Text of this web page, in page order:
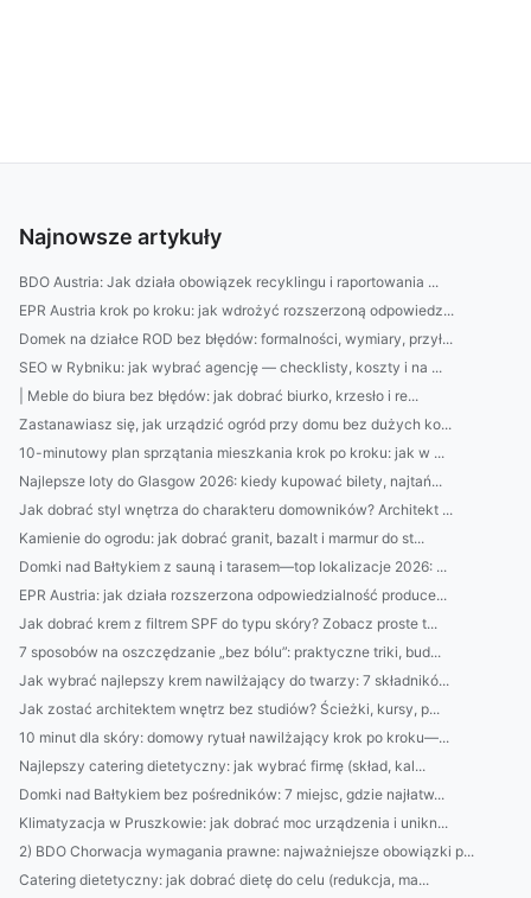
Najnowsze artykuły
BDO Austria: Jak działa obowiązek recyklingu i raportowania ...
EPR Austria krok po kroku: jak wdrożyć rozszerzoną odpowiedz...
Domek na działce ROD bez błędów: formalności, wymiary, przył...
SEO w Rybniku: jak wybrać agencję — checklisty, koszty i na ...
| Meble do biura bez błędów: jak dobrać biurko, krzesło i re...
Zastanawiasz się, jak urządzić ogród przy domu bez dużych ko...
10-minutowy plan sprzątania mieszkania krok po kroku: jak w ...
Najlepsze loty do Glasgow 2026: kiedy kupować bilety, najtań...
Jak dobrać styl wnętrza do charakteru domowników? Architekt ...
Kamienie do ogrodu: jak dobrać granit, bazalt i marmur do st...
Domki nad Bałtykiem z sauną i tarasem—top lokalizacje 2026: ...
EPR Austria: jak działa rozszerzona odpowiedzialność produce...
Jak dobrać krem z filtrem SPF do typu skóry? Zobacz proste t...
7 sposobów na oszczędzanie „bez bólu”: praktyczne triki, bud...
Jak wybrać najlepszy krem nawilżający do twarzy: 7 składnikó...
Jak zostać architektem wnętrz bez studiów? Ścieżki, kursy, p...
10 minut dla skóry: domowy rytuał nawilżający krok po kroku—...
Najlepszy catering dietetyczny: jak wybrać firmę (skład, kal...
Domki nad Bałtykiem bez pośredników: 7 miejsc, gdzie najłatw...
Klimatyzacja w Pruszkowie: jak dobrać moc urządzenia i unikn...
2) BDO Chorwacja wymagania prawne: najważniejsze obowiązki p...
Catering dietetyczny: jak dobrać dietę do celu (redukcja, ma...